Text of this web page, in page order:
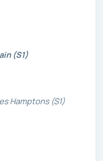
(S1)
Hamptons (S1)